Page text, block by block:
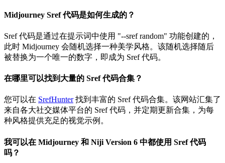
Midjourney Sref 代码是如何生成的？
Sref 代码是通过在提示词中使用 "--sref random" 功能创建的，
此时 Midjourney 会随机选择一种美学风格。该随机选择随后
被替换为一个唯一的数字，即成为 Sref 代码。
在哪里可以找到大量的 Sref 代码合集？
您可以在 SrefHunter找到丰富的 Sref 代码合集。该网站汇集了
来自各大社交媒体平台的 Sref 代码，并定期更新合集，为每
种风格提供充足的视觉示例。
我可以在 Midjourney 和 Niji Version 6 中都使用 Sref 代码
吗？